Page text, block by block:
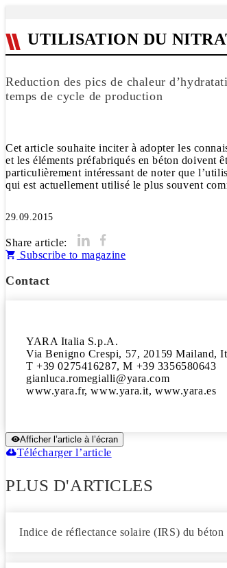
UTILISATION DU
Reduction des pics de chaleur
temps de cycle de production
Cet article souhaite inciter à adopter les
et les éléments préfabriqués en béton doivent
particulièrement intéressant de noter que
qui est actuellement utilisé le plus souvent
29.09.2015
Share article:
Subscribe to magazine
Contact
YARA Italia S.p.A.
Via Benigno Crespi, 57, 20159 Mailand,
T +39 0275416287, M +39 3356580643
gianluca.romegialli@yara.com
www.yara.fr, www.yara.it, www.yara.es
Afficher l’article à l’écran
Télécharger l’article
PLUS D'ARTICLES
Indice de réflectance solaire (IRS) du béton